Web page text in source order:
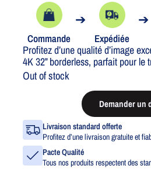
Commande
➔
Expédiée
➔
Profitez d’une qualité d’image
4K 32” borderless, parfait pour le
Out of stock
Demander un
Livraison standard offerte
Profitez d’une livraison gratuite et
Pacte Qualité
Tous nos produits respectent des